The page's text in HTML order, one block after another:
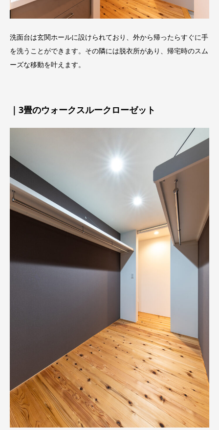
洗面台は玄関ホールに設けられており、外から帰ったらすぐに手
を洗うことができます。その隣には脱衣所があり、帰宅時のスム
ーズな移動を叶えます。
｜3畳のウォークスルークローゼット